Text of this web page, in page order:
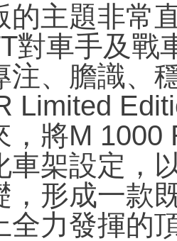
的主題非常
對車手及戰
注、膽識、
Limited
，將M 1000
車架設定，
，形成一款
全力發揮的